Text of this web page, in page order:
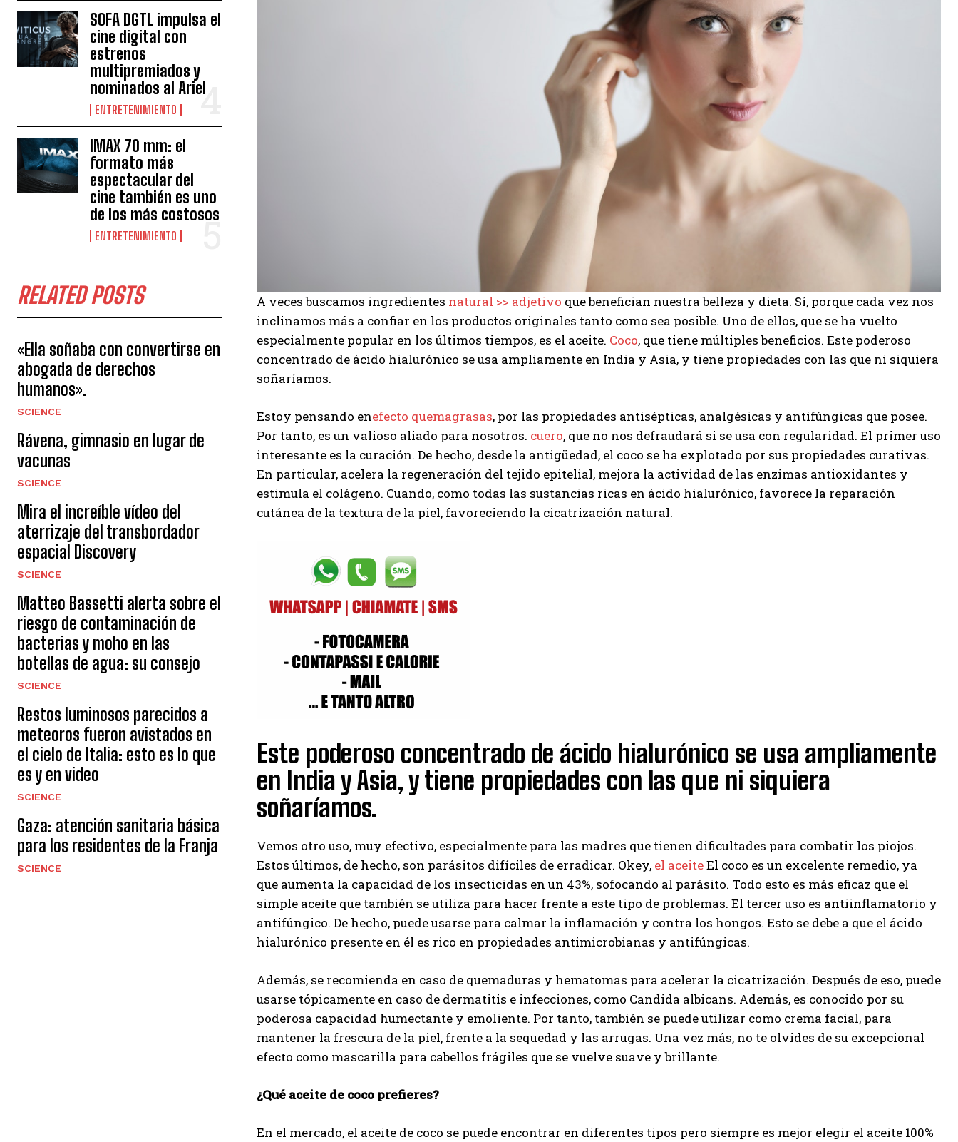
I WANT IN
Izer
SOFA DGTL impulsa el
cine digital con
estrenos
multipremiados y
nominados al Ariel
ENTRETENIMIENTO
IMAX 70 mm: el
formato más
espectacular del
cine también es uno
de los más costosos
ENTRETENIMIENTO
RELATED POSTS
«Ella soñaba con convertirse en
abogada de derechos
humanos».
SCIENCE
Rávena, gimnasio en lugar de
vacunas
SCIENCE
Mira el increíble vídeo del
aterrizaje del transbordador
espacial Discovery
SCIENCE
Matteo Bassetti alerta sobre el
riesgo de contaminación de
bacterias y moho en las
botellas de agua: su consejo
SCIENCE
Restos luminosos parecidos a
meteoros fueron avistados en
el cielo de Italia: esto es lo que
es y en video
SCIENCE
Gaza: atención sanitaria básica
para los residentes de la Franja
SCIENCE
A veces buscamos ingredientes natural >> adjetivo que benefician nuestra belleza y dieta. Sí, porque cada vez nos
inclinamos más a confiar en los productos originales tanto como sea posible. Uno de ellos, que se ha vuelto
especialmente popular en los últimos tiempos, es el aceite. Coco, que tiene múltiples beneficios. Este poderoso
concentrado de ácido hialurónico se usa ampliamente en India y Asia, y tiene propiedades con las que ni siquiera
soñaríamos.
Estoy pensando enefecto quemagrasas, por las propiedades antisépticas, analgésicas y antifúngicas que posee.
Por tanto, es un valioso aliado para nosotros. cuero, que no nos defraudará si se usa con regularidad. El primer uso
interesante es la curación. De hecho, desde la antigüedad, el coco se ha explotado por sus propiedades curativas.
En particular, acelera la regeneración del tejido epitelial, mejora la actividad de las enzimas antioxidantes y
estimula el colágeno. Cuando, como todas las sustancias ricas en ácido hialurónico, favorece la reparación
cutánea de la textura de la piel, favoreciendo la cicatrización natural.
Este poderoso concentrado de ácido hialurónico se usa ampliamente
en India y Asia, y tiene propiedades con las que ni siquiera
soñaríamos.
Vemos otro uso, muy efectivo, especialmente para las madres que tienen dificultades para combatir los piojos.
Estos últimos, de hecho, son parásitos difíciles de erradicar. Okey, el aceiteEl coco es un excelente remedio, ya
que aumenta la capacidad de los insecticidas en un 43%, sofocando al parásito. Todo esto es más eficaz que el
simple aceite que también se utiliza para hacer frente a este tipo de problemas. El tercer uso es antiinflamatorio y
antifúngico. De hecho, puede usarse para calmar la inflamación y contra los hongos. Esto se debe a que el ácido
hialurónico presente en él es rico en propiedades antimicrobianas y antifúngicas.
Además, se recomienda en caso de quemaduras y hematomas para acelerar la cicatrización. Después de eso, puede
usarse tópicamente en caso de dermatitis e infecciones, como Candida albicans. Además, es conocido por su
poderosa capacidad humectante y emoliente. Por tanto, también se puede utilizar como crema facial, para
mantener la frescura de la piel, frente a la sequedad y las arrugas. Una vez más, no te olvides de su excepcional
efecto como mascarilla para cabellos frágiles que se vuelve suave y brillante.
¿Qué aceite de coco prefieres?
En el mercado, el aceite de coco se puede encontrar en diferentes tipos pero siempre es mejor elegir el aceite 100%